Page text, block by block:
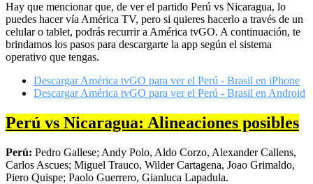
Hay que mencionar que, de ver el partido Perú vs Nicaragua, lo
puedes hacer vía América TV, pero si quieres hacerlo a través de un
celular o tablet, podrás recurrir a América tvGO. A continuación, te
brindamos los pasos para descargarte la app según el sistema
operativo que tengas.
Descargar América tvGO para ver el Perú - Brasil en iPhone
Descargar América tvGO para ver el Perú - Brasil en Android
Perú vs Nicaragua: Alineaciones posibles
Perú: Pedro Gallese; Andy Polo, Aldo Corzo, Alexander Callens,
Carlos Ascues; Miguel Trauco, Wilder Cartagena, Joao Grimaldo,
Piero Quispe; Paolo Guerrero, Gianluca Lapadula.